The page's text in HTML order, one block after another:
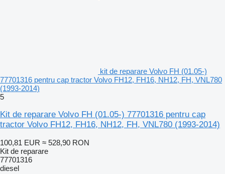
kit de reparare Volvo FH (01.05-)
77701316 pentru cap tractor Volvo FH12, FH16, NH12, FH, VNL780
(1993-2014)
5
Kit de reparare Volvo FH (01.05-) 77701316 pentru cap
tractor Volvo FH12, FH16, NH12, FH, VNL780 (1993-2014)
100,81 EUR ≈ 528,90 RON
Kit de reparare
77701316
diesel